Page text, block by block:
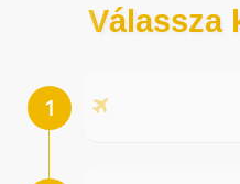
Válassza